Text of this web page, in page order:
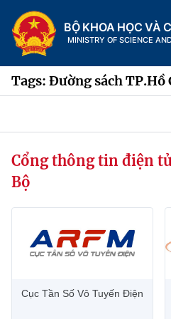
BỘ KHOA HỌC VÀ
MINISTRY OF SCIENCE
Trang chủ
Chức năng nhiệm vụ
Tin tức sự kiện
Hệ thống văn bản
Tags: Đường sách TP.Hồ
Cổng thông tin điện
Bộ
Cục Tần Số Vô Tuyến Điện